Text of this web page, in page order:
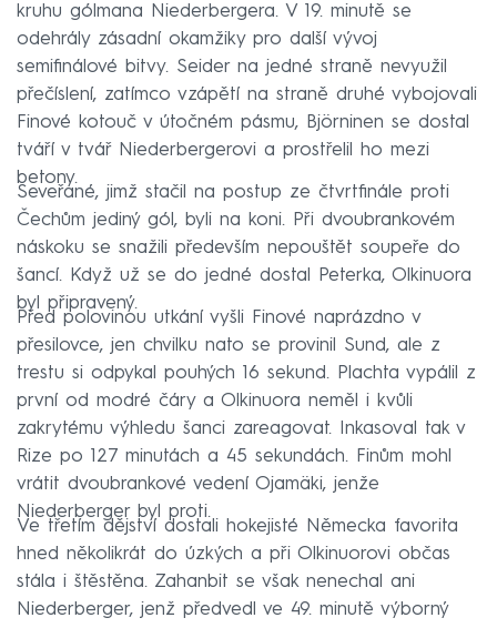
kruhu gólmana Niederbergera. V 19. minutě se
odehrály zásadní okamžiky pro další vývoj
semifinálové bitvy. Seider na jedné straně nevyužil
přečíslení, zatímco vzápětí na straně druhé vybojovali
Finové kotouč v útočném pásmu, Björninen se dostal
tváří v tvář Niederbergerovi a prostřelil ho mezi
betony.
Seveřané, jimž stačil na postup ze čtvrtfinále proti
Čechům jediný gól, byli na koni. Při dvoubrankovém
náskoku se snažili především nepouštět soupeře do
šancí. Když už se do jedné dostal Peterka, Olkinuora
byl připravený.
Před polovinou utkání vyšli Finové naprázdno v
přesilovce, jen chvilku nato se provinil Sund, ale z
trestu si odpykal pouhých 16 sekund. Plachta vypálil z
první od modré čáry a Olkinuora neměl i kvůli
zakrytému výhledu šanci zareagovat. Inkasoval tak v
Rize po 127 minutách a 45 sekundách. Finům mohl
vrátit dvoubrankové vedení Ojamäki, jenže
Niederberger byl proti.
Ve třetím dějství dostali hokejisté Německa favorita
hned několikrát do úzkých a při Olkinuorovi občas
stála i štěstěna. Zahanbit se však nenechal ani
Niederberger, jenž předvedl ve 49. minutě výborný